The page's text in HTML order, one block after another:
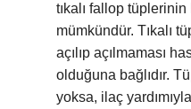
tıkalı fallop
mümkündür. Tıkalı
açılıp açılmaması
olduğuna bağlıdır.
yoksa, ilaç